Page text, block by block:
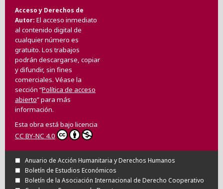
Acceso y Derechos de
Autor El acceso inmediato
al contenido digital de
cualquier número es
gratuito. Los trabajos
podrán descargarse, copiar
y difundir, sin fines
comerciales. Véase la
sección “Política de acceso
abierto” para más
información.
Esta obra está bajo licencia
CC BY-NC 4.0
Anuario de Acción Humanitaria y Derechos Humanos
Boletín de Estudios Económicos
Boletín de la Asociación Internacional de Derecho Cooperativo